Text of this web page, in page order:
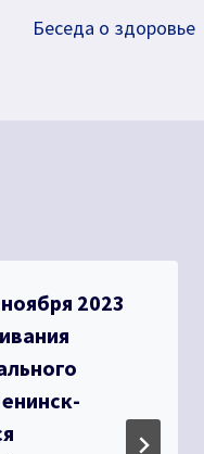
Беседа о здоровье
2023